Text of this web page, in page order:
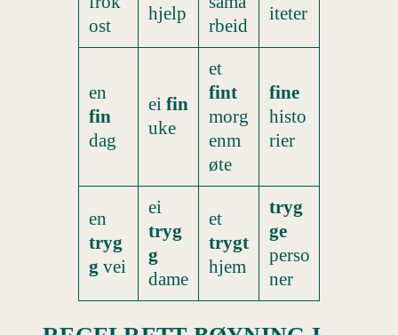
ost
hjelp
rbeid
iteter
en
fin
dag
ei fin
uke
et
fint
morg
enm
øte
fine
histo
rier
en
tryg
g vei
ei
tryg
g
dame
et
trygt
hjem
tryg
ge
perso
ner